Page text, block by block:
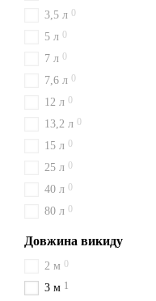
3,5 л 0
5 л 0
7 л 0
7,6 л 0
12 л 0
13,2 л 0
15 л 0
25 л 0
40 л 0
80 л 0
Довжина викиду
2 м 0
3 м 1